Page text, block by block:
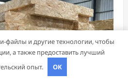
файлы и другие технологии, чтобы
а также предоставить лучший
опыт.
OK